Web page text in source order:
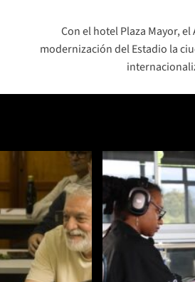
Con el hotel Plaza Mayor,
modernización del Estadio la